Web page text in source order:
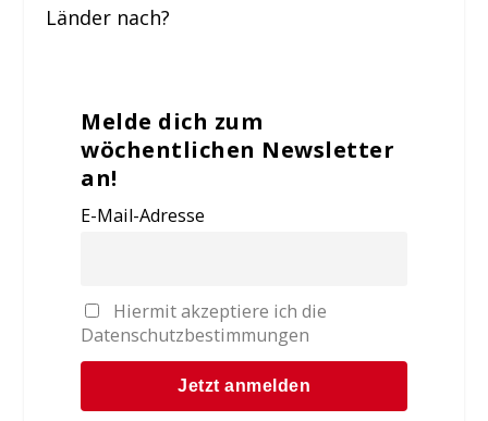
Länder nach?
Melde dich zum
wöchentlichen Newsletter
an!
E-Mail-Adresse
Hiermit akzeptiere ich die
Datenschutzbestimmungen